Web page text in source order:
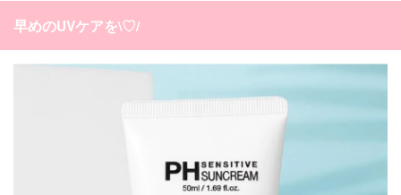
早めのUVケアを\♡/